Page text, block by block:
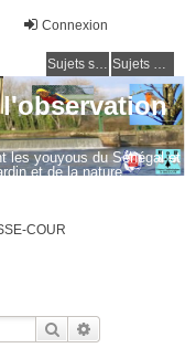
Connexion
Sujets sans réponse Sujets actifs
les youyous du Sénégal et
et de la nature.
COUR
Rechercher